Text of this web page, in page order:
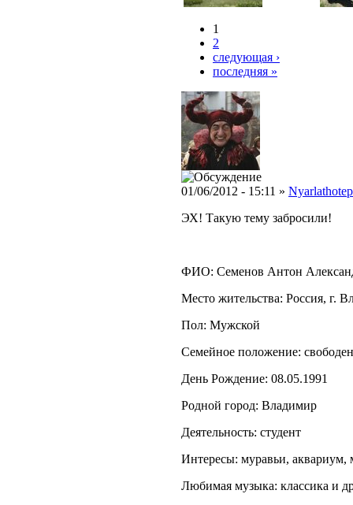
1
2
следующая ›
последняя »
01/06/2012 - 15:11 » Nyarlathotep
ЭХ! Такую тему забросили!
ФИО: Семенов Антон
Место жительства: Россия, г.
Пол: Мужской
Семейное положение: свободен
День Рождение: 08.05.1991
Родной город: Владимир
Деятельность: студент
Интересы: муравьи, аквариум,
Любимая музыка: классика и